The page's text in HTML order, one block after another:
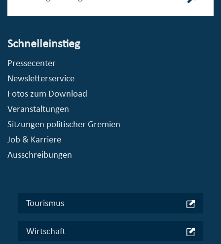
Schnelleinstieg
Pressecenter
Newsletterservice
Fotos zum Download
Veranstaltungen
Sitzungen politischer Gremien
Job & Karriere
Ausschreibungen
Tourismus
Wirtschaft